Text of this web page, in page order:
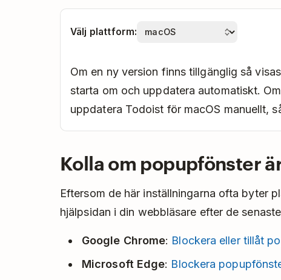
Välj plattform:
Om en ny version finns tillgänglig så
starta om och uppdatera automatiskt.
uppdatera Todoist för macOS manuellt,
Kolla om popupfönster
Eftersom de här inställningarna ofta byter
hjälpsidan i din webbläsare efter de
Google Chrome: Blockera eller tillåt
Microsoft Edge: Blockera